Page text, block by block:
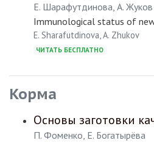
Е. Шарафутдинова, А. Жуков
Immunological status of
E. Sharafutdinova, A. Zhukov
ЧИТАТЬ БЕСПЛАТНО
Корма
Основы заготовки
П. Фоменко, Е. Богатырёва